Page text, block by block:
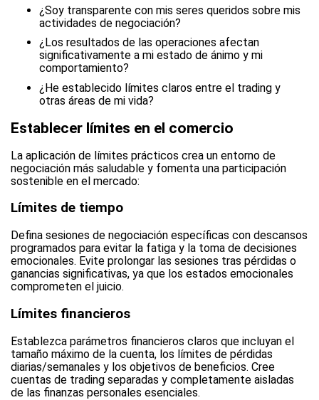
¿Soy transparente con mis seres queridos sobre mis
actividades de negociación?
¿Los resultados de las operaciones afectan
significativamente a mi estado de ánimo y mi
comportamiento?
¿He establecido límites claros entre el trading y
otras áreas de mi vida?
Establecer límites en el comercio
La aplicación de límites prácticos crea un entorno de
negociación más saludable y fomenta una participación
sostenible en el mercado:
Límites de tiempo
Defina sesiones de negociación específicas con descansos
programados para evitar la fatiga y la toma de decisiones
emocionales. Evite prolongar las sesiones tras pérdidas o
ganancias significativas, ya que los estados emocionales
comprometen el juicio.
Límites financieros
Establezca parámetros financieros claros que incluyan el
tamaño máximo de la cuenta, los límites de pérdidas
diarias/semanales y los objetivos de beneficios. Cree
cuentas de trading separadas y completamente aisladas
de las finanzas personales esenciales.